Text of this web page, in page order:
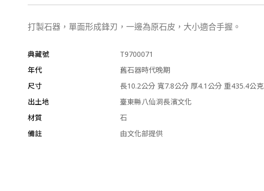
打製石器，單面形成鋒刃，一邊為原石皮，大小適合手握。
典藏號
T9700071
年代
舊石器時代晚期
尺寸
長10.2公分 寬7.8公分 厚4.1公分 重435.4公克
出土地
臺東縣八仙洞長濱文化
材質
石
備註
由文化部提供